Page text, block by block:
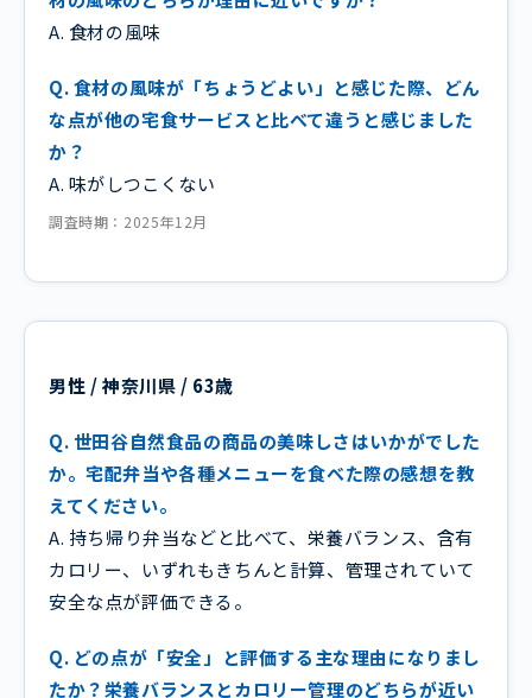
A. 食材の風味
Q. 食材の風味が「ちょうどよい」と感じた際、どん
な点が他の宅食サービスと比べて違うと感じました
か？
A. 味がしつこくない
調査時期：2025年12月
男性 / 神奈川県 / 63歳
Q. 世田谷自然食品の商品の美味しさはいかがでした
か。宅配弁当や各種メニューを食べた際の感想を教
えてください。
A. 持ち帰り弁当などと比べて、栄養バランス、含有
カロリー、いずれもきちんと計算、管理されていて
安全な点が評価できる。
Q. どの点が「安全」と評価する主な理由になりまし
たか？栄養バランスとカロリー管理のどちらが近い